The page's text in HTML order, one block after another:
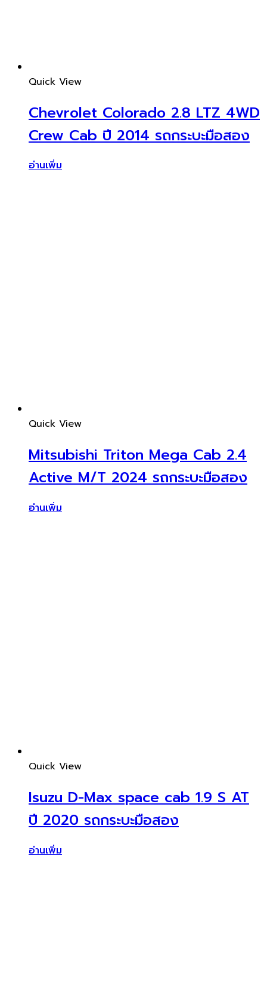
Quick View
Chevrolet Colorado 2.8 LTZ 4WD
Crew Cab ปี 2014 รถกระบะมือสอง
อ่านเพิ่ม
Quick View
Mitsubishi Triton Mega Cab 2.4
Active M/T 2024 รถกระบะมือสอง
อ่านเพิ่ม
Quick View
Isuzu D-Max space cab 1.9 S AT
ปี 2020 รถกระบะมือสอง
อ่านเพิ่ม